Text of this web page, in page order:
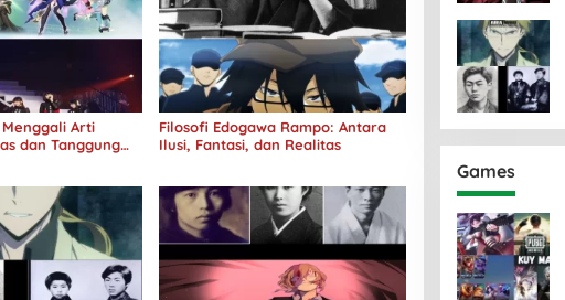
Arti
dan Tanggung
Filosofi Edogawa Rampo: Antara
Ilusi, Fantasi, dan Realitas
Games